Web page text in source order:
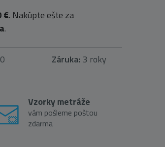
€. Nakúpte ešte za
.
Záruka: 3 roky
Vzorky metráže
vám pošleme poštou
zdarma